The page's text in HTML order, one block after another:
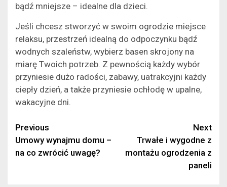
bądź mniejsze – idealne dla dzieci.
Jeśli chcesz stworzyć w swoim ogrodzie miejsce
relaksu, przestrzeń idealną do odpoczynku bądź
wodnych szaleństw, wybierz basen skrojony na
miarę Twoich potrzeb. Z pewnością każdy wybór
przyniesie dużo radości, zabawy, uatrakcyjni każdy
ciepły dzień, a także przyniesie ochłodę w upalne,
wakacyjne dni.
Continue
Reading
Previous
Umowy wynajmu domu –
na co zwrócić uwagę?
Next
Trwałe i wygodne z
montażu ogrodzenia z
paneli